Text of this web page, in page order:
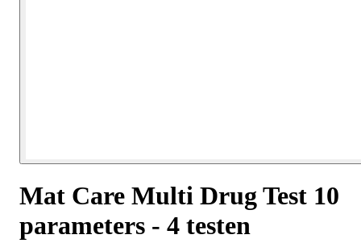
Mat Care Multi Drug Test 10
parameters - 4 testen